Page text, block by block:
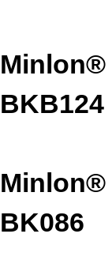
Minlon®
BKB124
Minlon®
BK086